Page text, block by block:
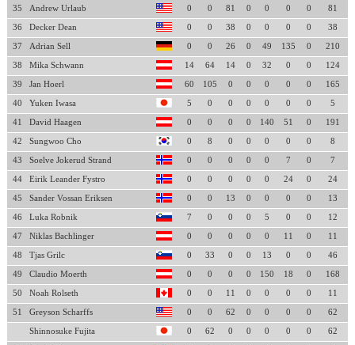
35 Andrew Urlaub 0 0 81 0 0 0 0 81
36 Decker Dean 0 0 38 0 0 0 0 38
37 Adrian Sell 0 0 26 0 49 135 0 210
38 Mika Schwann 14 64 14 0 32 0 0 124
39 Jan Hoerl 60 105 0 0 0 0 0 165
40 Yuken Iwasa 5 0 0 0 0 0 0 5
41 David Haagen 0 0 0 0 140 51 0 191
42 Sungwoo Cho 0 8 0 0 0 0 0 8
43 Soelve Jokerud Strand 0 0 0 0 0 7 0 7
44 Eirik Leander Fystro 0 0 0 0 0 24 0 24
45 Sander Vossan Eriksen 0 0 13 0 0 0 0 13
46 Luka Robnik 7 0 0 0 5 0 0 12
47 Niklas Bachlinger 0 0 0 0 0 11 0 11
48 Tjas Grilc 0 33 0 0 13 0 0 46
49 Claudio Moerth 0 0 0 0 150 18 0 168
50 Noah Rolseth 0 0 11 0 0 0 0 11
51 Greyson Scharffs 0 0 62 0 0 0 0 62
Shinnosuke Fujita 0 62 0 0 0 0 0 62